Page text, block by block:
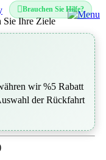
Brauchen Sie Hilfe?
Sie Ihre Ziele
wir %5 Rabatt
der Rückfahrt